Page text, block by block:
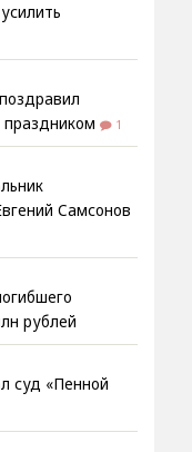
1
Самсонов
рублей
суд «Пенной